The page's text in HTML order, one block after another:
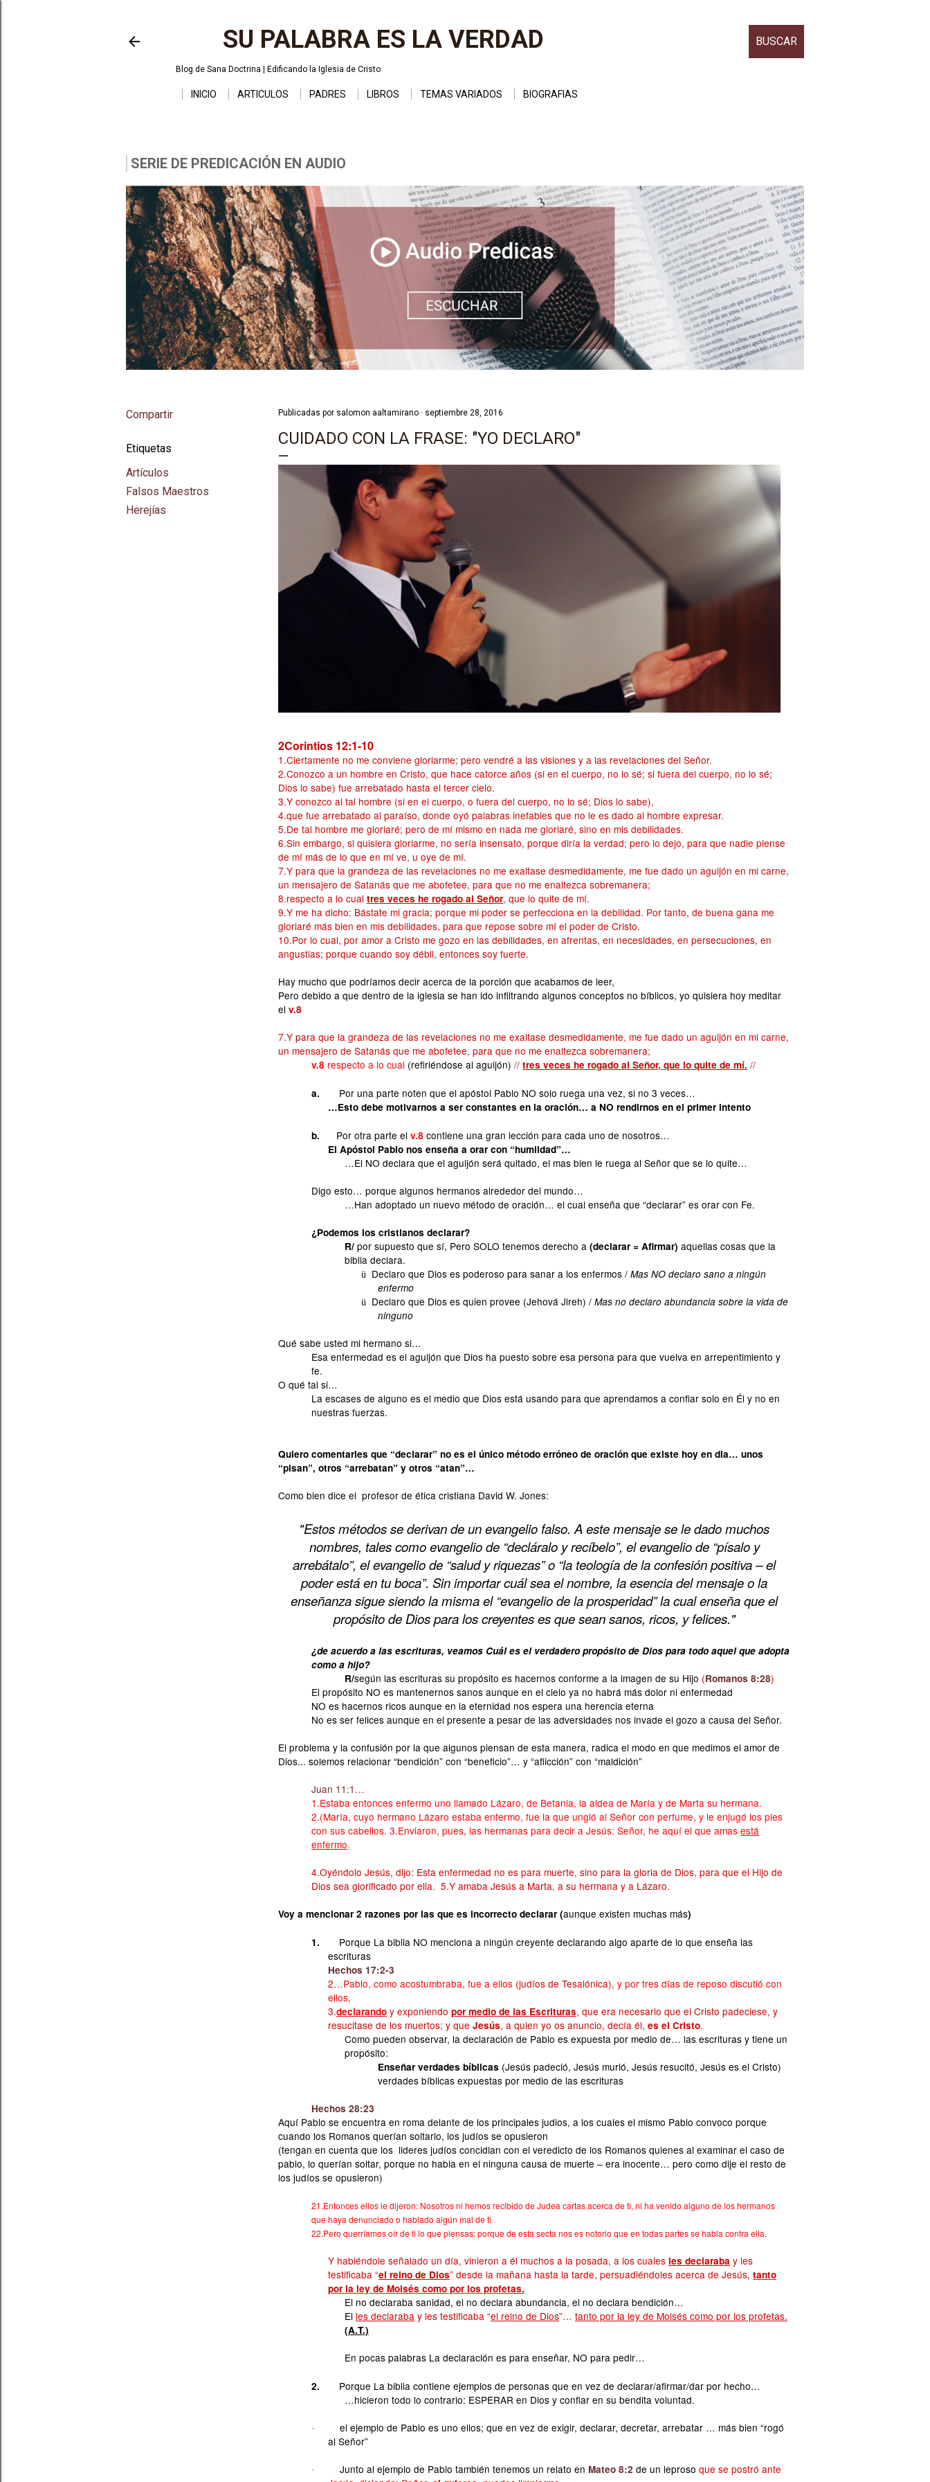
BUSCAR
SU PALABRA ES LA VERDAD
Blog de Sana Doctrina | Edificando la Iglesia de Cristo
INICIO ARTICULOS PADRES LIBROS TEMAS VARIADOS BIOGRAFIAS
SERIE DE PREDICACIÓN EN AUDIO
Compartir
Etiquetas
Artículos
Falsos Maestros
Herejías
Publicadas por salomon aaltamirano septiembre 28, 2016
CUIDADO CON LA FRASE: "YO DECLARO"
2Corintios 12:1-10
1.Ciertamente no me conviene gloriarme; pero vendré a las visiones y a las revelaciones del Señor.
2.Conozco a un hombre en Cristo, que hace catorce años (si en el cuerpo, no lo sé; si fuera del cuerpo, no lo sé;
Dios lo sabe) fue arrebatado hasta el tercer cielo.
3.Y conozco al tal hombre (si en el cuerpo, o fuera del cuerpo, no lo sé; Dios lo sabe),
4.que fue arrebatado al paraíso, donde oyó palabras inefables que no le es dado al hombre expresar.
5.De tal hombre me gloriaré; pero de mí mismo en nada me gloriaré, sino en mis debilidades.
6.Sin embargo, si quisiera gloriarme, no sería insensato, porque diría la verdad; pero lo dejo, para que nadie piense
de mí más de lo que en mí ve, u oye de mí.
7.Y para que la grandeza de las revelaciones no me exaltase desmedidamente, me fue dado un aguijón en mi carne,
un mensajero de Satanás que me abofetee, para que no me enaltezca sobremanera;
8.respecto a lo cual tres veces he rogado al Señor, que lo quite de mí.
9.Y me ha dicho: Bástate mi gracia; porque mi poder se perfecciona en la debilidad. Por tanto, de buena gana me
gloriaré más bien en mis debilidades, para que repose sobre mí el poder de Cristo.
10.Por lo cual, por amor a Cristo me gozo en las debilidades, en afrentas, en necesidades, en persecuciones, en
angustias; porque cuando soy débil, entonces soy fuerte.
Hay mucho que podríamos decir acerca de la porción que acabamos de leer,
Pero debido a que dentro de la iglesia se han ido infiltrando algunos conceptos no bíblicos, yo quisiera hoy meditar
el v.8
7.Y para que la grandeza de las revelaciones no me exaltase desmedidamente, me fue dado un aguijón en mi carne,
un mensajero de Satanás que me abofetee, para que no me enaltezca sobremanera;
v.8 respecto a lo cual (refiriéndose al aguijón) // tres veces he rogado al Señor, que lo quite de mí. //
a. Por una parte noten que el apóstol Pablo NO solo ruega una vez, si no 3 veces…
…Esto debe motivarnos a ser constantes en la oración… a NO rendirnos en el primer intento
b. Por otra parte el v.8 contiene una gran lección para cada uno de nosotros…
El Apóstol Pablo nos enseña a orar con “humildad”…
…El NO declara que el aguijón será quitado, el mas bien le ruega al Señor que se lo quite…
Digo esto… porque algunos hermanos alrededor del mundo…
…Han adoptado un nuevo método de oración… el cual enseña que “declarar” es orar con Fe.
¿Podemos los cristianos declarar?
R/ por supuesto que sí, Pero SOLO tenemos derecho a (declarar = Afirmar) aquellas cosas que la
biblia declara.
ü Declaro que Dios es poderoso para sanar a los enfermos / Mas NO declaro sano a ningún
enfermo
ü Declaro que Dios es quien provee (Jehová Jireh) / Mas no declaro abundancia sobre la vida de
ninguno
Qué sabe usted mi hermano si…
Esa enfermedad es el aguijón que Dios ha puesto sobre esa persona para que vuelva en arrepentimiento y
fe.
O qué tal si…
La escases de alguno es el medio que Dios está usando para que aprendamos a confiar solo en Él y no en
nuestras fuerzas.
Quiero comentarles que “declarar” no es el único método erróneo de oración que existe hoy en dia… unos
“pisan”, otros “arrebatan” y otros “atan”…
Como bien dice el profesor de ética cristiana David W. Jones:
"Estos métodos se derivan de un evangelio falso. A este mensaje se le dado muchos
nombres, tales como evangelio de “decláralo y recíbelo”, el evangelio de “písalo y
arrebátalo”, el evangelio de “salud y riquezas” o “la teología de la confesión positiva – el
poder está en tu boca”. Sin importar cuál sea el nombre, la esencia del mensaje o la
enseñanza sigue siendo la mismael “evangelio de la prosperidad” la cual enseña que el
propósito de Dios para los creyentes es que sean sanos, ricos, y felices."
¿de acuerdo a las escrituras, veamos Cuál es el verdadero propósito de Dios para todo aquel que adopta
como a hijo?
R/según las escrituras su propósito es hacernos conforme a la imagen de su Hijo (Romanos 8:28)
El propósito NO es mantenernos sanos aunque en el cielo ya no habrá más dolor ni enfermedad
NO es hacernos ricos aunque en la eternidad nos espera una herencia eterna
No es ser felices aunque en el presente a pesar de las adversidades nos invade el gozo a causa del Señor.
El problema y la confusión por la que algunos piensan de esta manera, radica el modo en que medimos el amor de
Dios... solemos relacionar “bendición” con “beneficio”… y “aflicción” con “maldición”
Juan 11:1 …
1.Estaba entonces enfermo uno llamado Lázaro, de Betania, la aldea de María y de Marta su hermana.
2.(María, cuyo hermano Lázaro estaba enfermo, fue la que ungió al Señor con perfume, y le enjugó los pies
con sus cabellos. 3.Enviaron, pues, las hermanas para decir a Jesús: Señor, he aquí el que amas está
enfermo.
4.Oyéndolo Jesús, dijo: Esta enfermedad no es para muerte, sino para la gloria de Dios, para que el Hijo de
Dios sea glorificado por ella. 5.Y amaba Jesús a Marta, a su hermana y a Lázaro.
Voy a mencionar 2 razones por las que es incorrecto declarar (aunque existen muchas más)
1.
Porque La biblia NO menciona a ningún creyente declarando algo aparte de lo que enseña las
escrituras
Hechos 17:2-3
2…Pablo, como acostumbraba, fue a ellos (judíos de Tesalónica), y por tres días de reposo discutió con
ellos,
3.declarando y exponiendo por medio de las Escrituras, que era necesario que el Cristo padeciese, y
resucitase de los muertos; y que Jesús, a quien yo os anuncio, decía él, es el Cristo.
Como pueden observar, la declaración de Pablo es expuesta por medio de… las escrituras y tiene un
propósito:
Enseñar verdades bíblicas (Jesús padeció, Jesús murió, Jesús resucitó, Jesús es el Cristo)
verdades bíblicas expuestas por medio de las escrituras
Hechos 28:23
Aquí Pablo se encuentra en roma delante de los principales judios, a los cuales el mismo Pablo convoco porque
cuando los Romanos querían soltarlo, los judíos se opusieron
(tengan en cuenta que los lideres judíos concidian con el veredicto de los Romanos quienes al examinar el caso de
pablo, lo querían soltar, porque no habia en el ninguna causa de muerte – era inocente… pero como dije el resto de
los judíos se opusieron)
21.Entonces ellos le dijeron: Nosotros ni hemos recibido de Judea cartas acerca de ti, ni ha venido alguno de los hermanos
que haya denunciado o hablado algún mal de ti.
22.Pero querríamos oír de ti lo que piensas; porque de esta secta nos es notorio que en todas partes se habla contra ella.
Y habiéndole señalado un día, vinieron a él muchos a la posada, a los cuales les declaraba y les
testificaba “el reino de Dios” desde la mañana hasta la tarde, persuadiéndoles acerca de Jesús, tanto
por la ley de Moisés como por los profetas.
El no declaraba sanidad, el no declara abundancia, el no declara bendición…
El les declaraba y les testificaba “el reino de Dios”… tanto por la ley de Moisés como por los profetas.
(A.T.)
En pocas palabras La declaración es para enseñar, NO para pedir…
2.
Porque La biblia contiene ejemplos de personas que en vez de declarar/afirmar/dar por hecho…
…hicieron todo lo contrario: ESPERAR en Dios y confiar en su bendita voluntad.
·
el ejemplo de Pablo es uno ellos; que en vez de exigir, declarar, decretar, arrebatar … más bien “rogó
al Señor”
· Junto al ejemplo de Pablo también tenemos un relato en Mateo 8:2 de un leproso que se postró ante